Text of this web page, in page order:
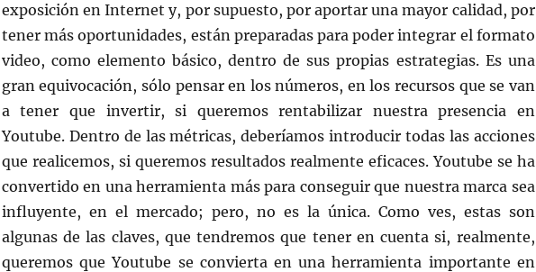
exposición en Internet y, por supuesto, por aportar una mayor calidad, por
tener más oportunidades, están preparadas para poder integrar el formato
video, como elemento básico, dentro de sus propias estrategias. Es una
gran equivocación, sólo pensar en los números, en los recursos que se van
a tener que invertir, si queremos rentabilizar nuestra presencia en
Youtube. Dentro de las métricas, deberíamos introducir todas las acciones
que realicemos, si queremos resultados realmente eficaces. Youtube se ha
convertido en una herramienta más para conseguir que nuestra marca sea
influyente, en el mercado; pero, no es la única. Como ves, estas son
algunas de las claves, que tendremos que tener en cuenta si, realmente,
queremos que Youtube se convierta en una herramienta importante en